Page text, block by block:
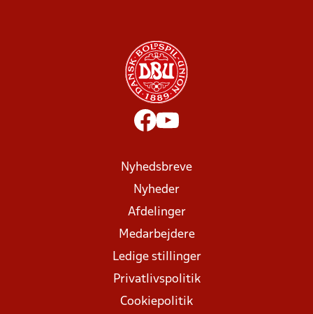
Nyhedsbreve
Nyheder
Afdelinger
Medarbejdere
Ledige stillinger
Privatlivspolitik
Cookiepolitik